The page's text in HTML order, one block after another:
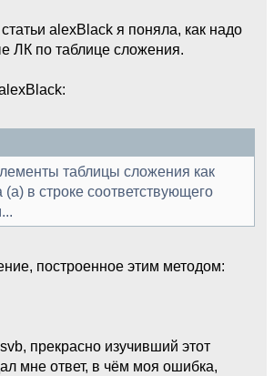
alexBlack я поняла, как надо
ЛК по таблице сложения.
таблицы сложения как
в строке соответствующего
построенное этим методом:
прекрасно изучивший этот
мне ответ, в чём моя ошибка,